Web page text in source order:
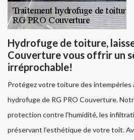
Hydrofuge de toiture,
Couverture vous offrir un
irréprochable!
Protégez votre toiture des intempéries
hydrofuge de RG PRO Couverture.
protection contre l'humidité, les
préservant l’esthétique de votre toit.